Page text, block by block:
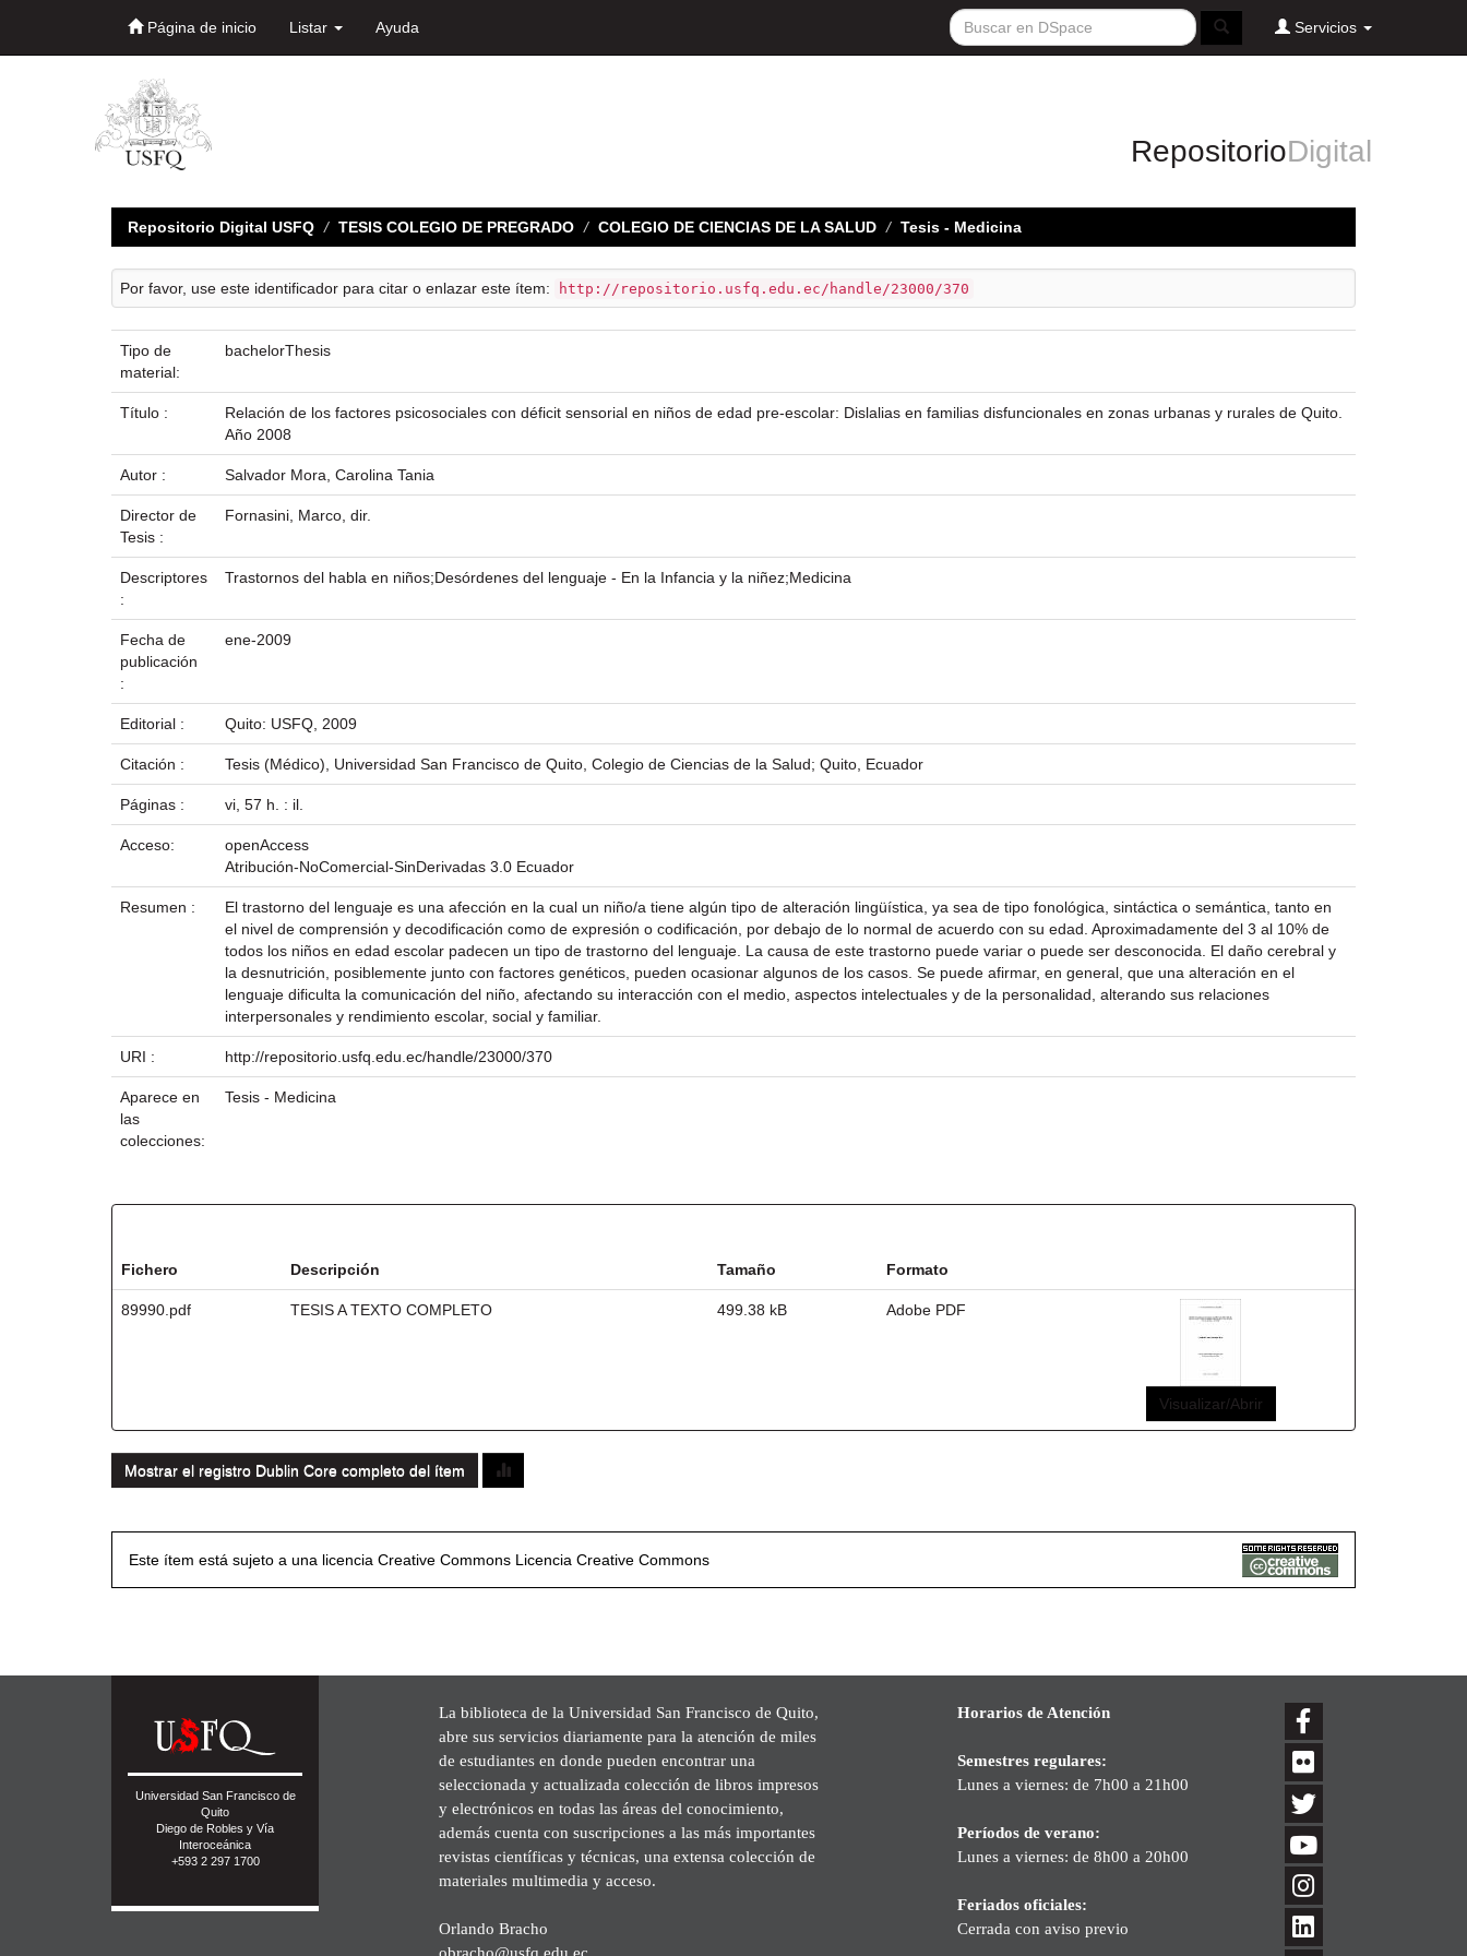
Página de inicio Listar Ayuda Servicios
RepositorioDigital
Repositorio Digital USFQ TESIS COLEGIO DE PREGRADO COLEGIO DE CIENCIAS DE LA SALUD Tesis - Medicina
Por favor, use este identificador para citar o enlazar este ítem: http://repositorio.usfq.edu.ec/handle/23000/370
Tipo de
material:
bachelorThesis
Título :
Relación de los factores psicosociales con déficit sensorial en niños de edad pre-escolar: Dislalias en familias disfuncionales en zonas urbanas y rurales de Quito.
Año 2008
Autor : Salvador Mora, Carolina Tania
Director de
Tesis :
Fornasini, Marco, dir.
Descriptores
:
Trastornos del habla en niños;Desórdenes del lenguaje - En la Infancia y la niñez;Medicina
Fecha de
publicación
:
ene-2009
Editorial : Quito: USFQ, 2009
Citación : Tesis (Médico), Universidad San Francisco de Quito, Colegio de Ciencias de la Salud; Quito, Ecuador
Páginas : vi, 57 h. : il.
Acceso:
openAccess
Atribución-NoComercial-SinDerivadas 3.0 Ecuador
Resumen :
El trastorno del lenguaje es una afección en la cual un niño/a tiene algún tipo de alteración lingüística, ya sea de tipo fonológica, sintáctica o semántica, tanto en
el nivel de comprensión y decodificación como de expresión o codificación, por debajo de lo normal de acuerdo con su edad. Aproximadamente del 3 al 10% de
todos los niños en edad escolar padecen un tipo de trastorno del lenguaje. La causa de este trastorno puede variar o puede ser desconocida. El daño cerebral y
la desnutrición, posiblemente junto con factores genéticos, pueden ocasionar algunos de los casos. Se puede afirmar, en general, que una alteración en el
lenguaje dificulta la comunicación del niño, afectando su interacción con el medio, aspectos intelectuales y de la personalidad, alterando sus relaciones
interpersonales y rendimiento escolar, social y familiar.
URI : http://repositorio.usfq.edu.ec/handle/23000/370
Aparece en
las
colecciones:
Tesis - Medicina
Fichero Descripción Tamaño Formato
89990.pdf TESIS A TEXTO COMPLETO 499.38 kB Adobe PDF
Visualizar/Abrir
Mostrar el registro Dublin Core completo del ítem
Este ítem está sujeto a una licencia Creative Commons Licencia Creative Commons
Universidad San Francisco de
Quito
Diego de Robles y Vía
Interoceánica
+593 2 297 1700
La biblioteca de la Universidad San Francisco de Quito,
abre sus servicios diariamente para la atención de miles
de estudiantes en donde pueden encontrar una
seleccionada y actualizada colección de libros impresos
y electrónicos en todas las áreas del conocimiento,
además cuenta con suscripciones a las más importantes
revistas científicas y técnicas, una extensa colección de
materiales multimedia y acceso.
Orlando Bracho
obracho@usfq.edu.ec
Horarios de Atención
Semestres regulares:
Lunes a viernes: de 7h00 a 21h00
Períodos de verano:
Lunes a viernes: de 8h00 a 20h00
Feriados oficiales:
Cerrada con aviso previo